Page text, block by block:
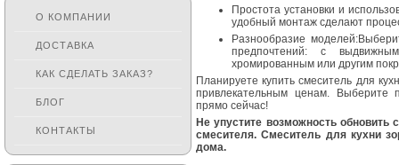
Простота установки и
удобный монтаж сделают
Разнообразие
предпочтений: с
хромированным или другим
Планируете купить смеситель для
привлекательным ценам. Выберите
прямо сейчас!
Не упустите возможность
смесителя. Смеситель для кухни
дома.
О КОМПАНИИ
ДОСТАВКА
КАК СДЕЛАТЬ ЗАКАЗ?
БЛОГ
КОНТАКТЫ